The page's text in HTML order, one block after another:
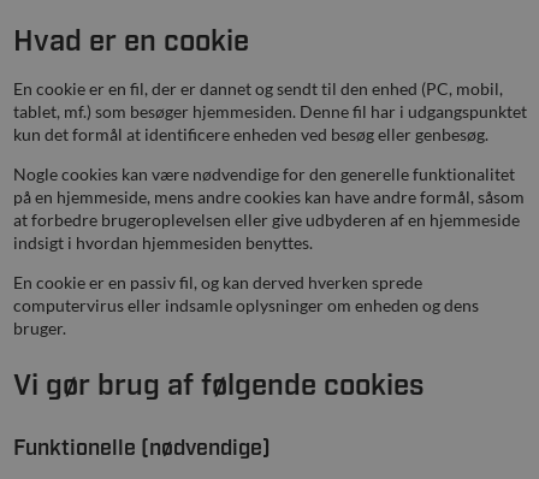
Hvad er en cookie
En cookie er en fil, der er dannet og sendt til den enhed (PC, mobil,
tablet, mf.) som besøger hjemmesiden. Denne fil har i udgangspunktet
kun det formål at identificere enheden ved besøg eller genbesøg.
Nogle cookies kan være nødvendige for den generelle funktionalitet
på en hjemmeside, mens andre cookies kan have andre formål, såsom
at forbedre brugeroplevelsen eller give udbyderen af en hjemmeside
indsigt i hvordan hjemmesiden benyttes.
En cookie er en passiv fil, og kan derved hverken sprede
computervirus eller indsamle oplysninger om enheden og dens
bruger.
Vi gør brug af følgende cookies
Funktionelle (nødvendige)